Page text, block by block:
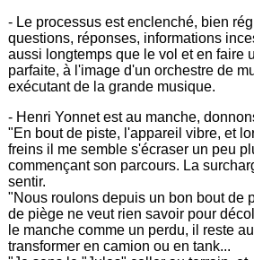
- Le processus est enclenché, bien
questions, réponses, informations
aussi longtemps que le vol et en faire
parfaite, à l'image d'un orchestre de
exécutant de la grande musique.
- Henri Yonnet est au manche,
"En bout de piste, l'appareil vibre, et
freins il me semble s'écraser un peu
commençant son parcours. La
sentir.
"Nous roulons depuis un bon bout de
de piège ne veut rien savoir pour
le manche comme un perdu, il reste
transformer en camion ou en tank...